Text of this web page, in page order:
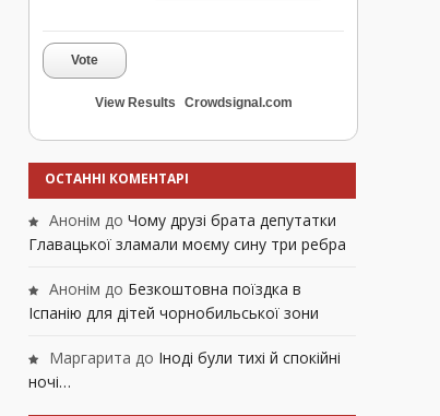
Vote
View Results Crowdsignal.com
ОСТАННІ КОМЕНТАРІ
Анонім до Чому друзі брата депутатки
Главацької зламали моєму сину три ребра
Анонім до Безкоштовна поїздка в
Іспанію для дітей чорнобильської зони
Маргарита до Іноді були тихі й спокійні
ночі…